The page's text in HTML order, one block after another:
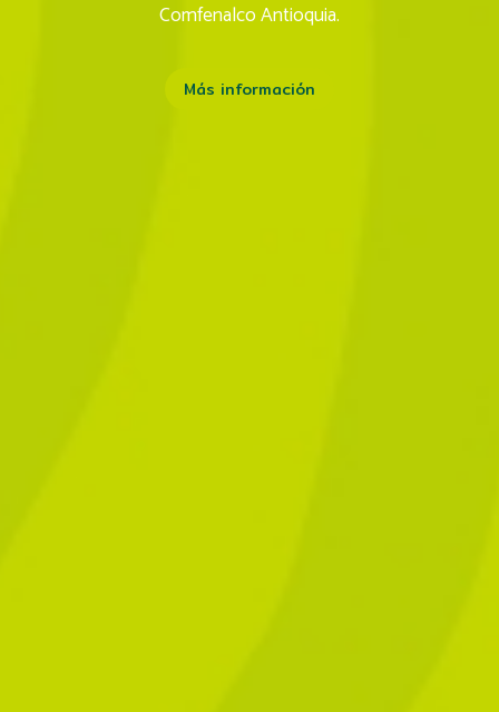
Una agenda para todos los gustos
Descubre más